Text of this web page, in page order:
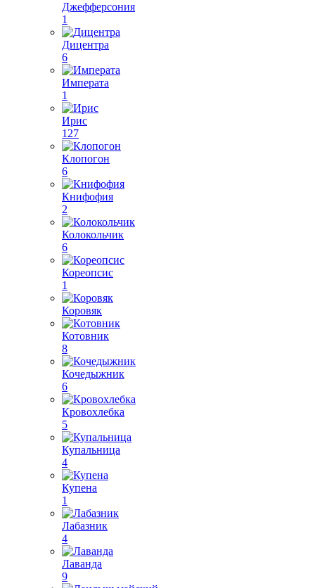
Джефферсония
1
Дицентра
6
Императа
1
Ирис
127
Клопогон
6
Книфофия
2
Колокольчик
6
Кореопсис
1
Коровяк
Котовник
8
Кочедыжник
6
Кровохлебка
5
Купальница
4
Купена
1
Лабазник
4
Лаванда
9